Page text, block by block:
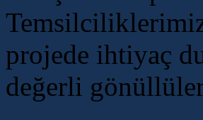
projede ihtiyaç
değerli